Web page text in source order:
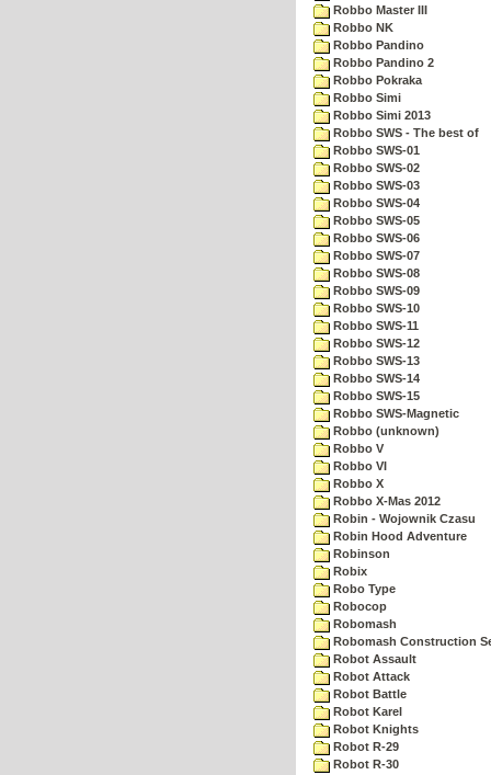
Robbo Master III
Robbo NK
Robbo Pandino
Robbo Pandino 2
Robbo Pokraka
Robbo Simi
Robbo Simi 2013
Robbo SWS - The best of
Robbo SWS-01
Robbo SWS-02
Robbo SWS-03
Robbo SWS-04
Robbo SWS-05
Robbo SWS-06
Robbo SWS-07
Robbo SWS-08
Robbo SWS-09
Robbo SWS-10
Robbo SWS-11
Robbo SWS-12
Robbo SWS-13
Robbo SWS-14
Robbo SWS-15
Robbo SWS-Magnetic
Robbo (unknown)
Robbo V
Robbo VI
Robbo X
Robbo X-Mas 2012
Robin - Wojownik Czasu
Robin Hood Adventure
Robinson
Robix
Robo Type
Robocop
Robomash
Robomash Construction
Robot Assault
Robot Attack
Robot Battle
Robot Karel
Robot Knights
Robot R-29
Robot R-30